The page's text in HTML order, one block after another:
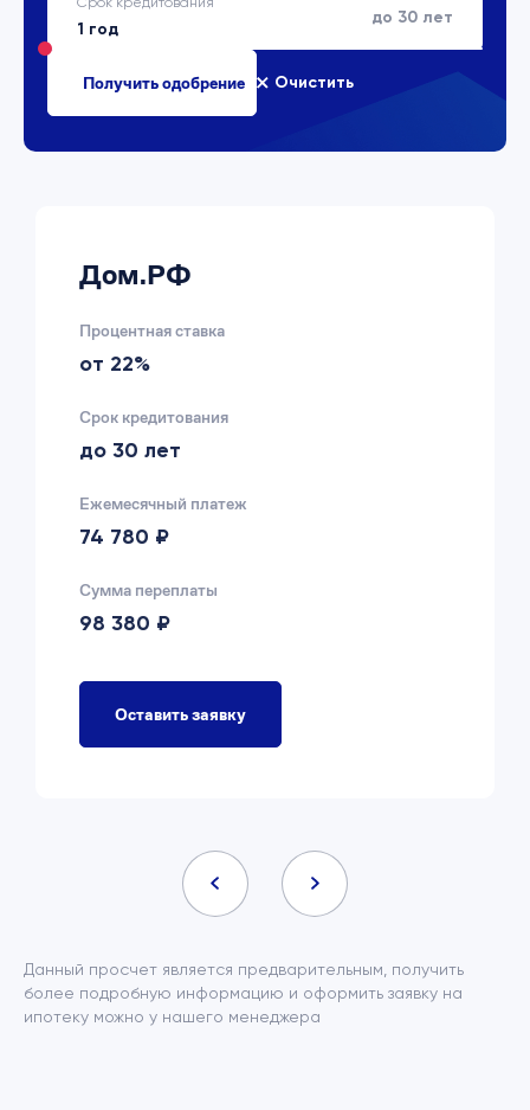
до 30 лет
Очистить
Дом.РФ
Процентная ставка
от 22%
Срок кредитования
до 30 лет
Ежемесячный платеж
74 780 ₽
Сумма переплаты
98 380 ₽
Оставить заявку
Данный просчет является предварительным, получить
более подробную информацию и оформить заявку на
ипотеку можно у нашего менеджера